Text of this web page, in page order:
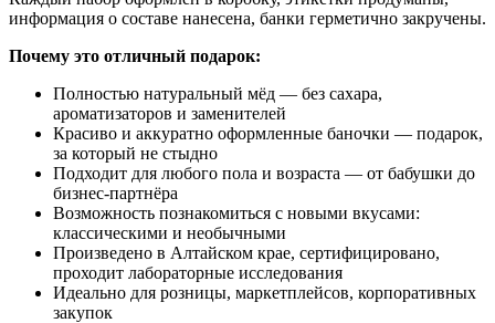
информация о составе нанесена, банки герметично закручены.
Почему это отличный подарок:
Полностью натуральный мёд — без сахара,
ароматизаторов и заменителей
Красиво и аккуратно оформленные баночки — подарок,
за который не стыдно
Подходит для любого пола и возраста — от бабушки до
бизнес-партнёра
Возможность познакомиться с новыми вкусами:
классическими и необычными
Произведено в Алтайском крае, сертифицировано,
проходит лабораторные исследования
Идеально для розницы, маркетплейсов, корпоративных
закупок